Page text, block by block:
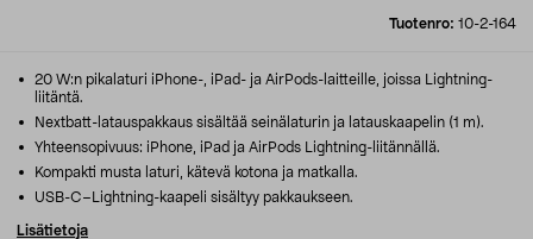
Tuotenro: 10-2-164
20 W:n pikalaturi iPhone-, iPad- ja AirPods-laitteille, joissa Lightning-
liitäntä.
Nextbatt-latauspakkaus sisältää seinälaturin ja latauskaapelin (1 m).
Yhteensopivuus: iPhone, iPad ja AirPods Lightning-liitännällä.
Kompakti musta laturi, kätevä kotona ja matkalla.
USB-C–Lightning-kaapeli sisältyy pakkaukseen.
Lisätietoja